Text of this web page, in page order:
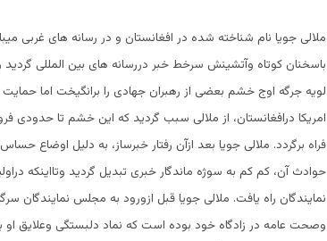
ملالی جویا نام شناخته شده در افغانستان و در رسانه های غربی
باسخنان کوتاه وآتشینش سرخط خبر دررسانه های بین المللی
لویه جرگه اوج خشم بعضی از رهبران جهادی را برانگیخت اما
امریکا درافغانستان، از ملالی سبب گردید که این خشم تا حدودی
فراه برگردد. ملالی جویا بعد ازآن رفتار خبرساز، به دلیل اوضاع
حوادث آن، کم کم به سوژه ماندگار خبری تبدیل گردید وتااینکه
نمایندگان راه یافت. ملالی جویا قبل ازورود به مجلس
وصحت عامه در زادگاه خود بوده است که نماد دلبستگی وعلایق او